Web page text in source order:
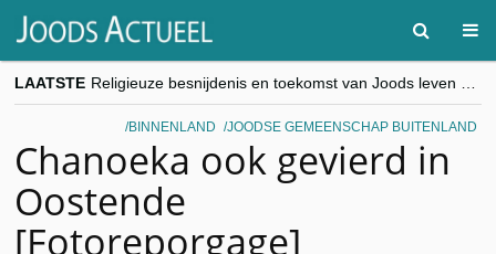
LAATSTE
“Besnijdenisdebat toont hoe moeilijk seculiere Westen minderheden begrijpt”, Jinnih Beels (Vooruit)
CITYTRIP | ROEMENIË – Boekarest: de verrassing van Oost-Europa
BINNENLAND JOODSE GEMEENSCHAP BUITENLAND
Chanoeka ook gevierd in
Oostende
[Fotoreporgage]